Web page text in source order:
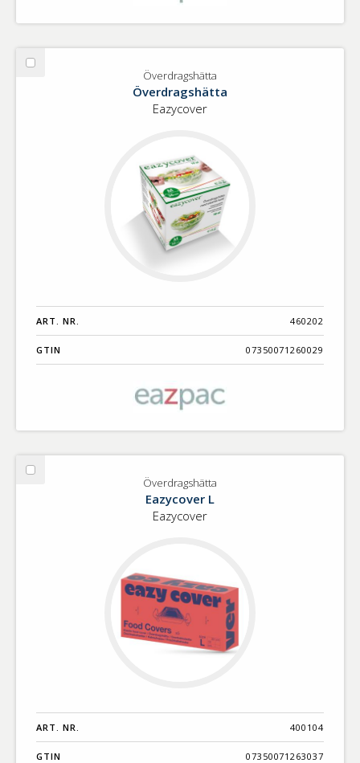
Välj
Överdragshätta
Överdragshätta
Eazycover
ART. NR. 460202
GTIN 07350071260029
Välj
Överdragshätta
Eazycover L
Eazycover
ART. NR. 400104
GTIN 07350071263037